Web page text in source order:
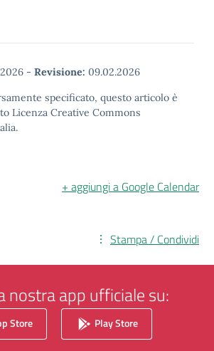
- Revisione: 09.02.2026
specificato, questo articolo è
Licenza Creative Commons
+ aggiungi a Google Calendar
Stampa / Condividi
nostra app ufficiale su:
Store Play Store